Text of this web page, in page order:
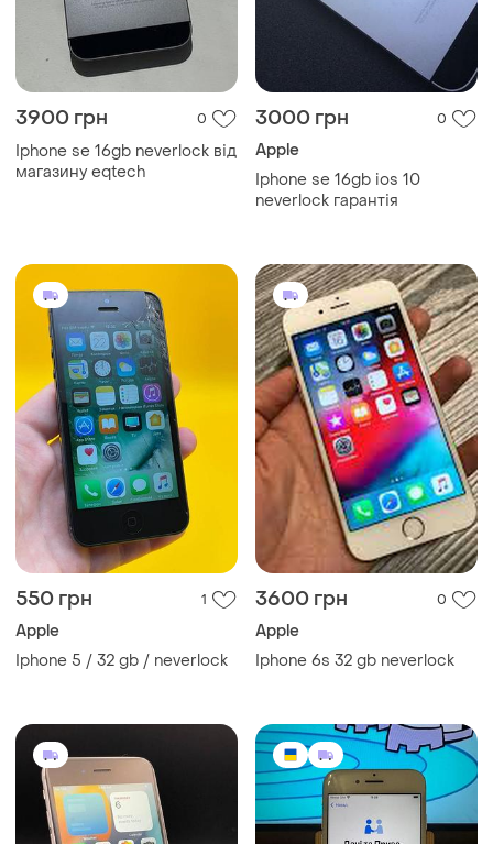
3900 грн 0
Iphone se 16gb neverlock від
магазину eqtech
3000 грн 0
Apple
Iphone se 16gb ios 10
neverlock гарантія
550 грн 1
Apple
Iphone 5 / 32 gb / neverlock
3600 грн 0
Apple
Iphone 6s 32 gb neverlock